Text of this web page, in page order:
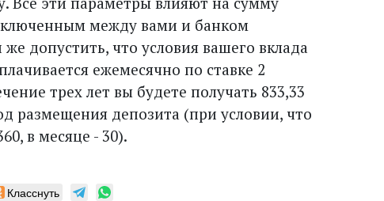
между вами и банком
допустить, что условия вашего вклада
ежемесячно по ставке 2
трех лет вы будете получать 833,33
размещения депозита (при условии, что
в месяце - 30).
Класснуть